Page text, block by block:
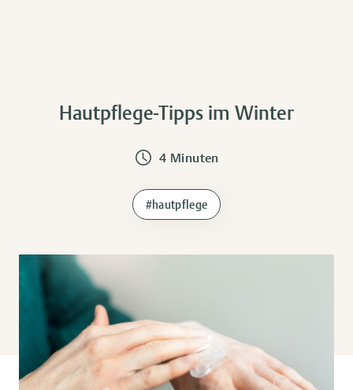
Hautpflege-Tipps im Winter
4 Minuten
#hautpflege